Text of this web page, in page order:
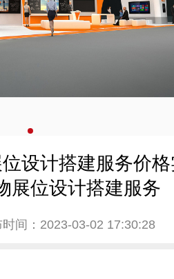
设计搭建服务价
展位设计搭建服务
时间：2023-03-02 17:30:28